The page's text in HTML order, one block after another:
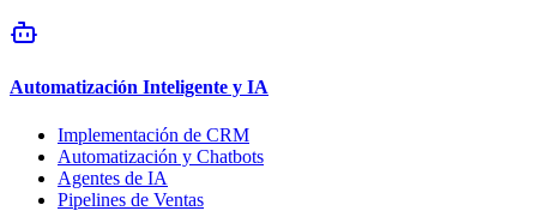
Automatización Inteligente y IA
Implementación de CRM
Automatización y Chatbots
Agentes de IA
Pipelines de Ventas